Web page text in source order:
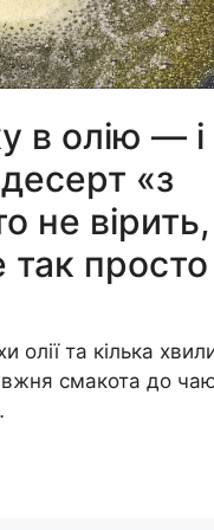
в олію — і
«з
не вірить,
просто
олії та кілька
смакота до